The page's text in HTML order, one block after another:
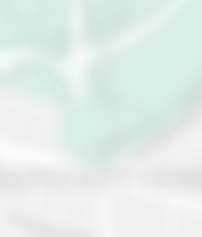
grandioso castello